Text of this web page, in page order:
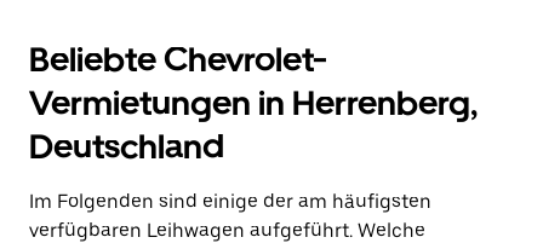
Beliebte Chevrolet-
Vermietungen in Herrenberg,
Deutschland
Im Folgenden sind einige der am häufigsten
verfügbaren Leihwagen aufgeführt. Welche